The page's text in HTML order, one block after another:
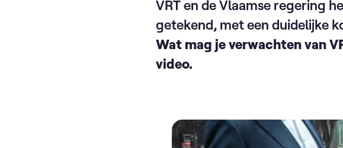
VRT en de Vlaamse regering
getekend, met een duidelijke
Wat mag je verwachten van
video.
Video